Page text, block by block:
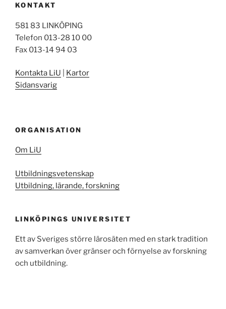
KONTAKT
581 83 LINKÖPING
Telefon 013-28 10 00
Fax 013-14 94 03
Kontakta LiU
Kartor
Sidansvarig
ORGANISATION
Om LiU
Utbildningsvetenskap
Utbildning, lärande, forskning
LINKÖPINGS UNIVERSITET
Ett av Sveriges större lärosäten med en stark tradition
av samverkan över gränser och förnyelse av forskning
och utbildning.